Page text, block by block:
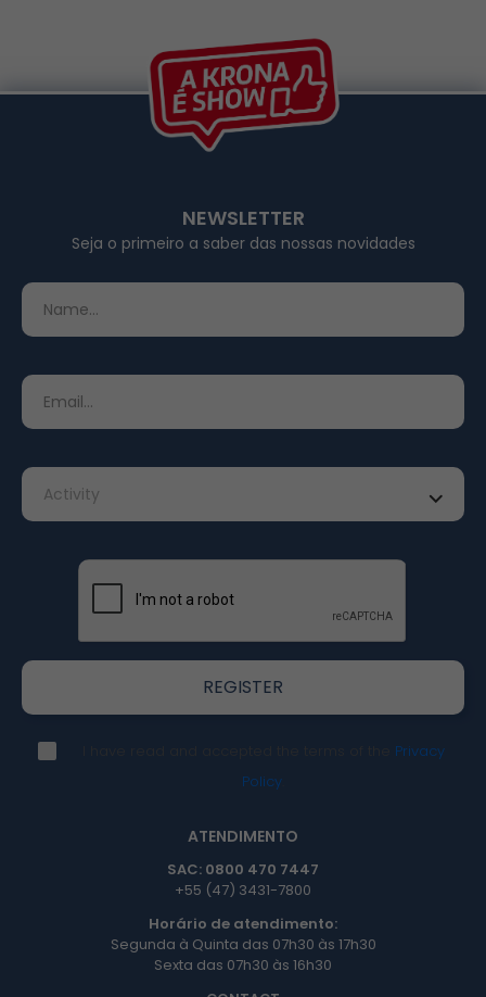
NEWSLETTER
Seja o primeiro a saber das nossas novidades
Privacy
Policy
ATENDIMENTO
SAC: 0800 470 7447
+55 (47) 3431-7800
Horário de atendimento:
Segunda à Quinta das 07h30 às 17h30
Sexta das 07h30 às 16h30